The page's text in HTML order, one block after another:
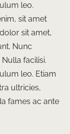
leo.
sit amet
sit amet,
Nunc
facilisi.
leo. Etiam
ultricies,
fames ac ante